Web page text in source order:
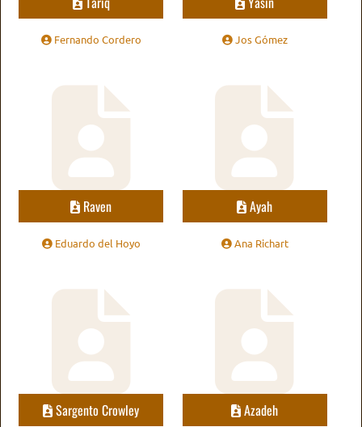
Fernando Cordero Jos Gómez
Raven
Eduardo del Hoyo
Ayah
Ana Richart
Sargento Crowley Azadeh